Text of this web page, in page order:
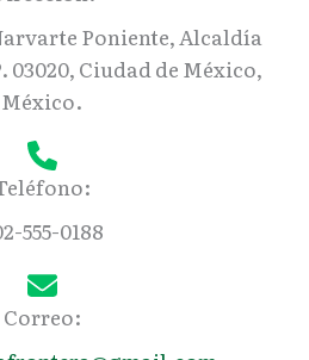
Poniente, Alcaldía
03020, Ciudad de México,
México.
555-0188
Correo: